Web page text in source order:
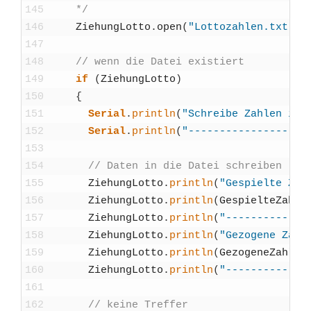
145
146
147
148
149
150
151
152
153
154
155
156
157
158
159
160
161
162
*/
Zie­h­un­gLot­to . open( "Lottozahlen.txt"
// wenn die Datei exis­tiert
if
(Zie­h­un­gLot­to )
{
Seri­al. println( "Schrei­be Zah­len
Seri­al. println(
// Daten in die Datei schrei­ben
Zie­h­un­gLot­to . println( "Gespiel­te
Zie­h­un­gLot­to . println(
Zie­h­un­gLot­to . println(
Zie­h­un­gLot­to . println( "Gezo­ge­ne
Zie­h­un­gLot­to . println(Gezo­ge­ne­Zah­len
Zie­h­un­gLot­to . println(
// kei­ne Tref­fer